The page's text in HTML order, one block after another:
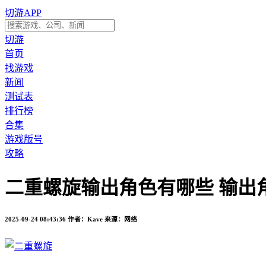
切游APP
切游
首页
找游戏
新闻
测试表
排行榜
合集
游戏版号
攻略
二重螺旋输出角色有哪些 输出
2025-09-24 08:43:36 作者：Kave 来源：网络